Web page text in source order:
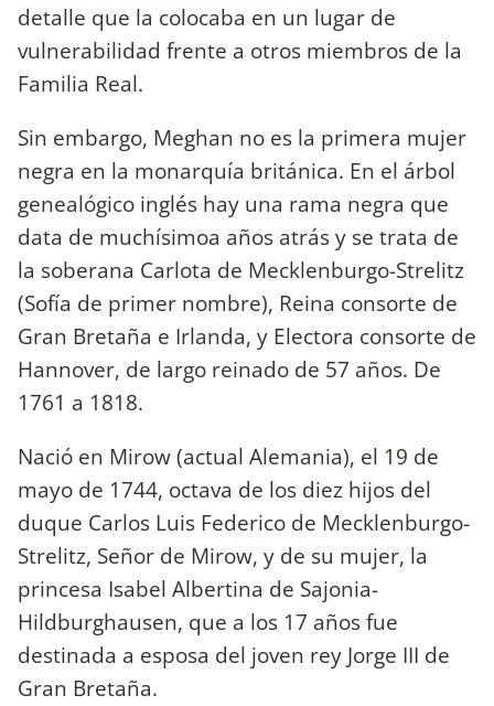
detalle que la colocaba en un lugar de
vulnerabilidad frente a otros miembros de la
Familia Real.
Sin embargo, Meghan no es la primera mujer
negra en la monarquía británica. En el árbol
genealógico inglés hay una rama negra que
data de muchísimoa años atrás y se trata de
la soberana Carlota de Mecklenburgo-Strelitz
(Sofía de primer nombre), Reina consorte de
Gran Bretaña e Irlanda, y Electora consorte de
Hannover, de largo reinado de 57 años. De
1761 a 1818.
Nació en Mirow (actual Alemania), el 19 de
mayo de 1744, octava de los diez hijos del
duque Carlos Luis Federico de Mecklenburgo-
Strelitz, Señor de Mirow, y de su mujer, la
princesa Isabel Albertina de Sajonia-
Hildburghausen, que a los 17 años fue
destinada a esposa del joven rey Jorge III de
Gran Bretaña.